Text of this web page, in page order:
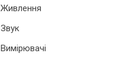
Живлення
Звук
Вимірювачі